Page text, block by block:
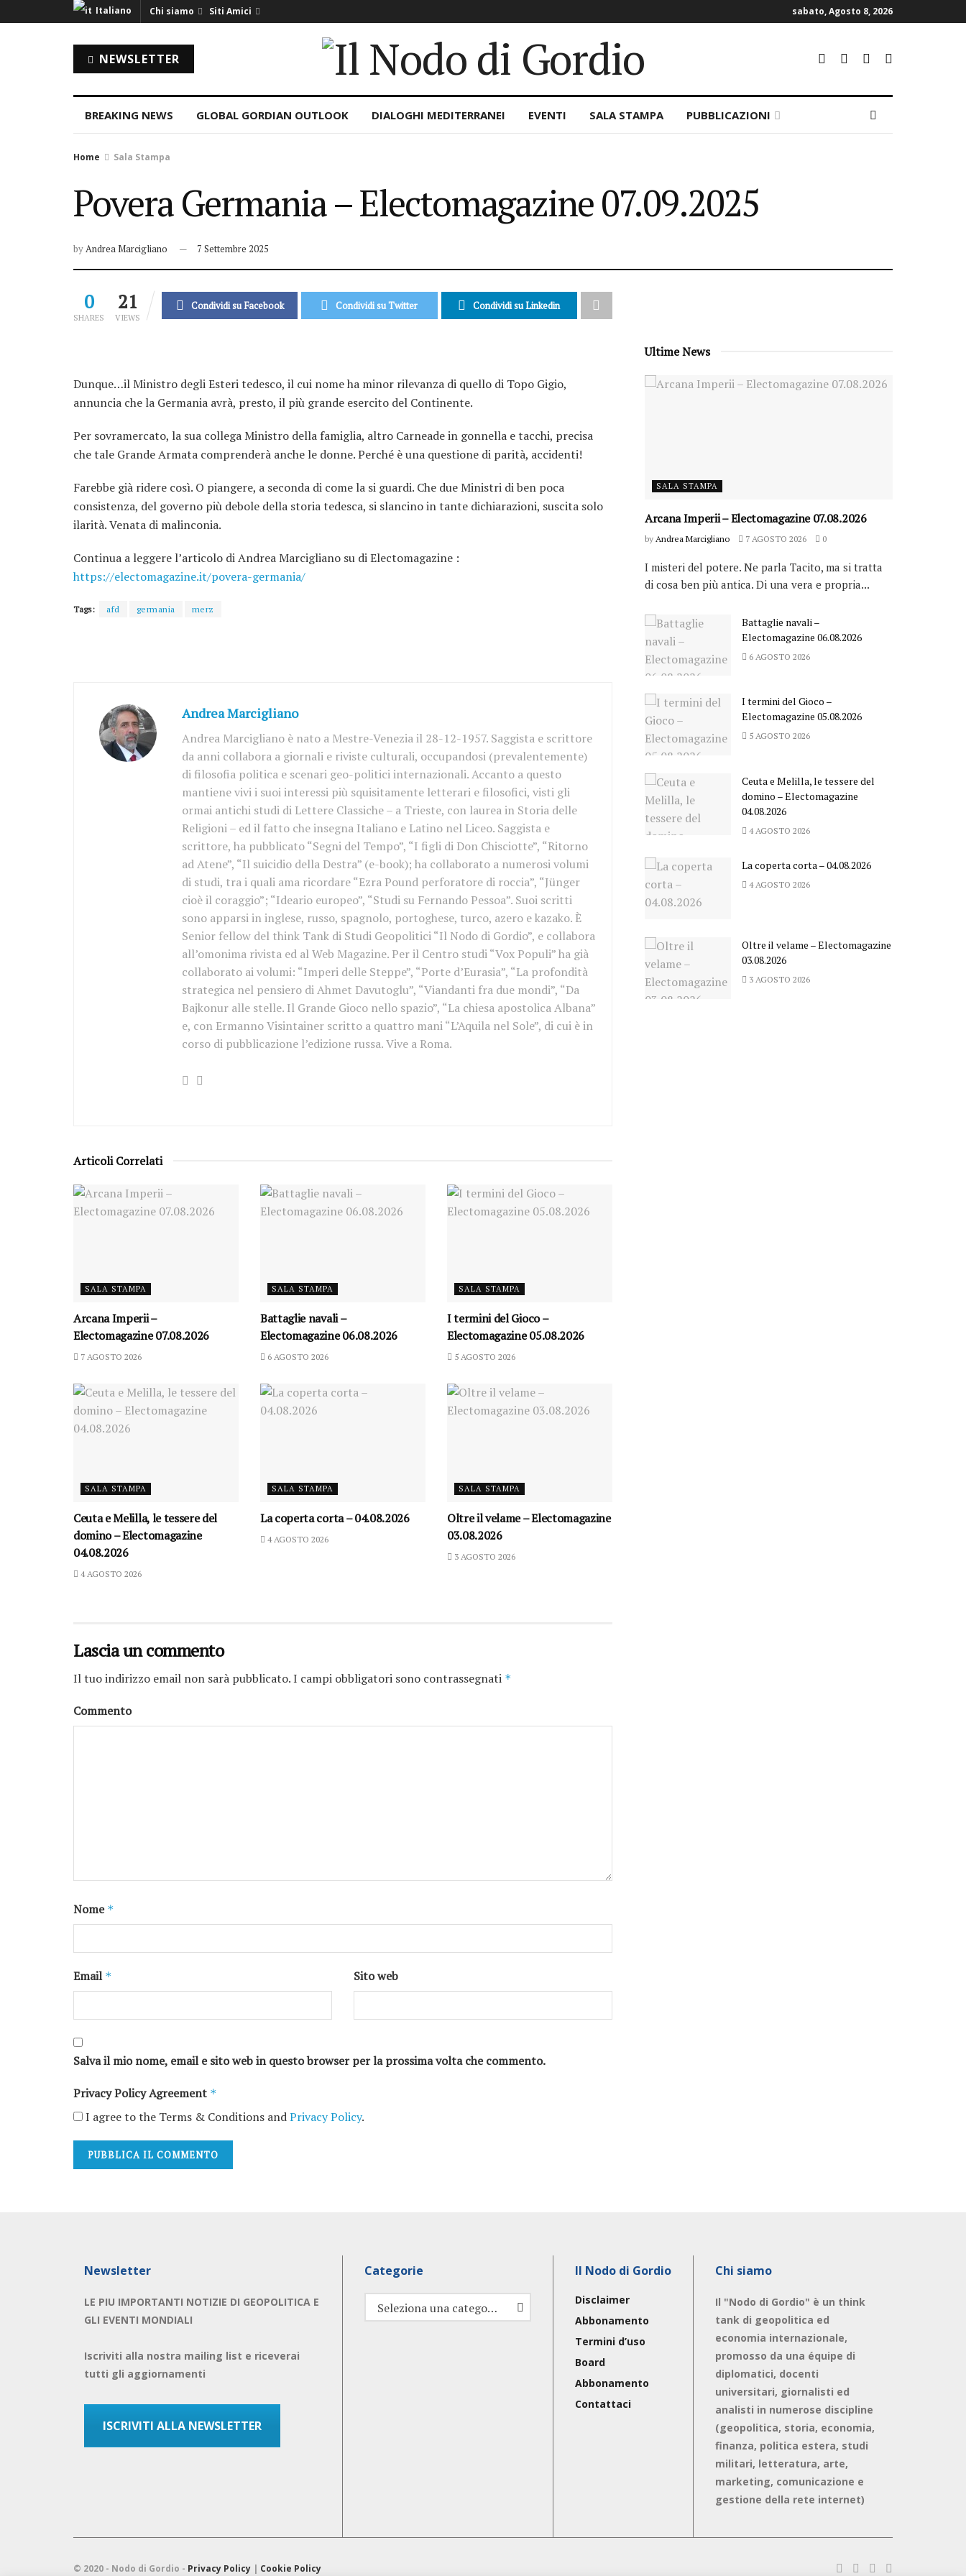
Italiano Chi siamo Siti Amici sabato, Agosto 8, 2026
NEWSLETTER
BREAKING NEWS GLOBAL GORDIAN OUTLOOK DIALOGHI MEDITERRANEI EVENTI SALA STAMPA PUBBLICAZIONI
Home Sala Stampa
Povera Germania – Electomagazine 07.09.2025
byAndrea Marcigliano 7 Settembre 2025
0
SHARES
21
VIEWS
Condividi su Facebook Condividi su Twitter Condividi su Linkedin
Dunque…il Ministro degli Esteri tedesco, il cui nome ha minor rilevanza di quello di Topo Gigio,
annuncia che la Germania avrà, presto, il più grande esercito del Continente.
Per sovramercato, la sua collega Ministro della famiglia, altro Carneade in gonnella e tacchi, precisa
che tale Grande Armata comprenderà anche le donne. Perché è una questione di parità, accidenti!
Farebbe già ridere così. O piangere, a seconda di come la si guardi. Che due Ministri di ben poca
consistenza, del governo più debole della storia tedesca, si slancino in tante dichiarazioni, suscita solo
ilarità. Venata di malinconia.
Continua a leggere l’articolo di Andrea Marcigliano su di Electomagazine :
https://electomagazine.it/povera-germania/
Tags: afd germania merz
Andrea Marcigliano
Andrea Marcigliano è nato a Mestre-Venezia il 28-12-1957. Saggista e scrittore
da anni collabora a giornali e riviste culturali, occupandosi (prevalentemente)
di filosofia politica e scenari geo-politici internazionali. Accanto a questo
mantiene vivi i suoi interessi più squisitamente letterari e filosofici, visti gli
ormai antichi studi di Lettere Classiche – a Trieste, con laurea in Storia delle
Religioni – ed il fatto che insegna Italiano e Latino nel Liceo. Saggista e
scrittore, ha pubblicato “Segni del Tempo”, “I figli di Don Chisciotte”, “Ritorno
ad Atene”, “Il suicidio della Destra” (e-book); ha collaborato a numerosi volumi
di studi, tra i quali ama ricordare “Ezra Pound perforatore di roccia”, “Jünger
cioè il coraggio”; “Ideario europeo”, “Studi su Fernando Pessoa”. Suoi scritti
sono apparsi in inglese, russo, spagnolo, portoghese, turco, azero e kazako. È
Senior fellow del think Tank di Studi Geopolitici “Il Nodo di Gordio”, e collabora
all’omonima rivista ed al Web Magazine. Per il Centro studi “Vox Populi” ha già
collaborato ai volumi: “Imperi delle Steppe”, “Porte d’Eurasia”, “La profondità
strategica nel pensiero di Ahmet Davutoglu”, “Viandanti fra due mondi”, “Da
Bajkonur alle stelle. Il Grande Gioco nello spazio”, “La chiesa apostolica Albana”
e, con Ermanno Visintainer scritto a quattro mani “L’Aquila nel Sole”, di cui è in
corso di pubblicazione l’edizione russa. Vive a Roma.
Articoli Correlati
SALA STAMPA
Arcana Imperii –
Electomagazine 07.08.2026
7 AGOSTO 2026
SALA STAMPA
Battaglie navali –
Electomagazine 06.08.2026
6 AGOSTO 2026
SALA STAMPA
I termini del Gioco –
Electomagazine 05.08.2026
5 AGOSTO 2026
SALA STAMPA
Ceuta e Melilla, le tessere del
domino – Electomagazine
04.08.2026
4 AGOSTO 2026
SALA STAMPA
La coperta corta – 04.08.2026
4 AGOSTO 2026
SALA STAMPA
Oltre il velame – Electomagazine
03.08.2026
3 AGOSTO 2026
Lascia un commento
Il tuo indirizzo email non sarà pubblicato.I campi obbligatori sono contrassegnati *
Commento
Nome *
Email * Sito web
Salva il mio nome, email e sito web in questo browser per la prossima volta che commento.
Privacy Policy Agreement *
I agree to the Terms & Conditions andPrivacy Policy.
Ultime News
SALA STAMPA
Arcana Imperii – Electomagazine 07.08.2026
by Andrea Marcigliano 7 AGOSTO 2026 0
I misteri del potere. Ne parla Tacito, ma si tratta
di cosa ben più antica. Di una vera e propria...
Battaglie navali –
Electomagazine 06.08.2026
6 AGOSTO 2026
I termini del Gioco –
Electomagazine 05.08.2026
5 AGOSTO 2026
Ceuta e Melilla, le tessere del
domino – Electomagazine
04.08.2026
4 AGOSTO 2026
La coperta corta – 04.08.2026
4 AGOSTO 2026
Oltre il velame – Electomagazine
03.08.2026
3 AGOSTO 2026
Newsletter
LE PIU IMPORTANTI NOTIZIE DI GEOPOLITICA E
GLI EVENTI MONDIALI
Iscriviti alla nostra mailing list e riceverai
tutti gli aggiornamenti
ISCRIVITI ALLA NEWSLETTER
Categorie
Categorie Seleziona una categoria
Il Nodo di Gordio
Disclaimer
Abbonamento
Termini d’uso
Board
Abbonamento
Contattaci
Chi siamo
Il "Nodo di Gordio" è un think
tank di geopolitica ed
economia internazionale,
promosso da una équipe di
diplomatici, docenti
universitari, giornalisti ed
analisti in numerose discipline
(geopolitica, storia, economia,
finanza, politica estera, studi
militari, letteratura, arte,
marketing, comunicazione e
gestione della rete internet)
© 2020 - Nodo di Gordio - Privacy Policy | Cookie Policy